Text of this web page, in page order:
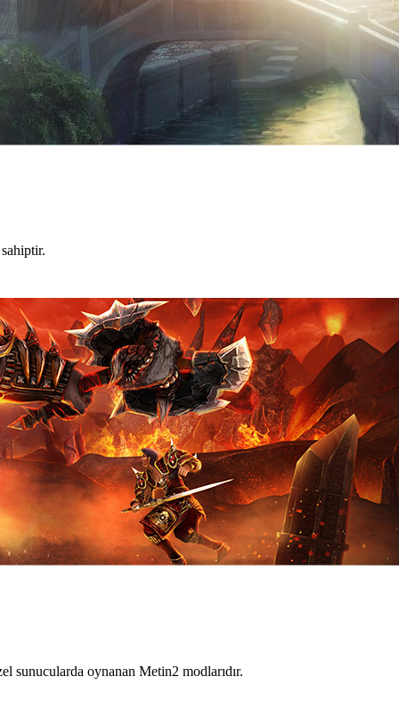
sunucularda oynanan Metin2 modlarıdır.